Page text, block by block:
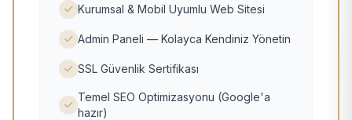
Kurumsal & Mobil Uyumlu Web Sitesi
Admin Paneli — Kolayca Kendiniz Yönetin
SSL Güvenlik Sertifikası
Temel SEO Optimizasyonu (Google'a
hazır)